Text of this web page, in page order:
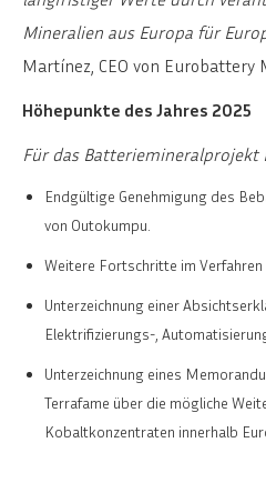
Mineralien aus Europa für
Martínez, CEO von Eurobattery
Höhepunkte des Jahres 2025
Für das Batteriemineralprojekt
Endgültige Genehmigung des
von Outokumpu.
Weitere Fortschritte im Verfahren
Unterzeichnung einer
Elektrifizierungs-,
Unterzeichnung eines
Terrafame über die mögliche
Kobaltkonzentraten innerhalb